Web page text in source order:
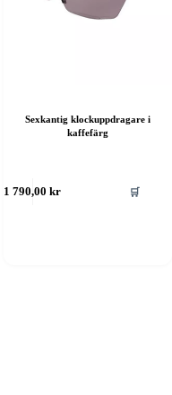
Sexkantig klockuppdragare i
kaffefärg
1 790,00kr 🛒